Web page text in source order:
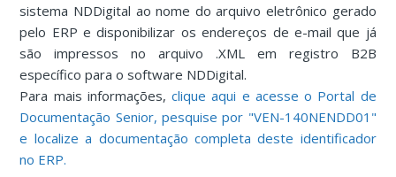
sistema NDDigital ao nome do arquivo eletrônico gerado
pelo ERP e disponibilizar os endereços de e-mail que já
são impressos no arquivo .XML em registro B2B
específico para o software NDDigital.
Para mais informações,clique aqui e acesse o Portal de
Documentação Senior, pesquise por "VEN-140NENDD01"
e localize a documentação completa deste identificador
no ERP.